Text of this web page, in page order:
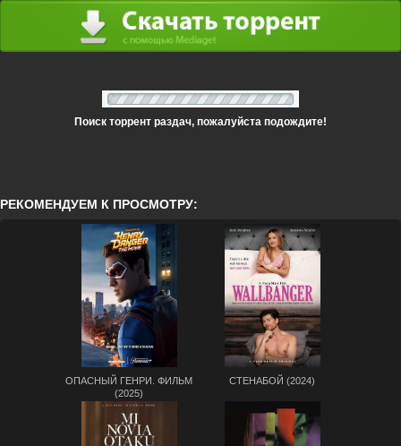
Поиск торрент раздач, пожалуйста подождите!
РЕКОМЕНДУЕМ К ПРОСМОТРУ:
ОПАСНЫЙ ГЕНРИ. ФИЛЬМ
(2025)
СТЕНАБОЙ (2024)